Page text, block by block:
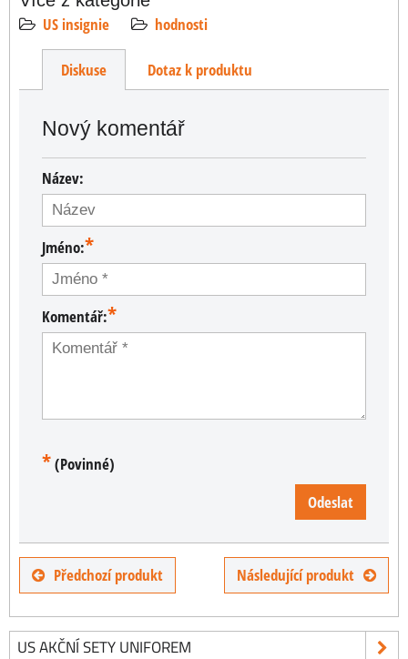
US insignie
hodnosti
Diskuse Dotaz k produktu
Nový komentář
Název:
Jméno:*
Komentář:*
*(Povinné)
Odeslat
Předchozí produkt Následující produkt
US AKČNÍ SETY UNIFOREM